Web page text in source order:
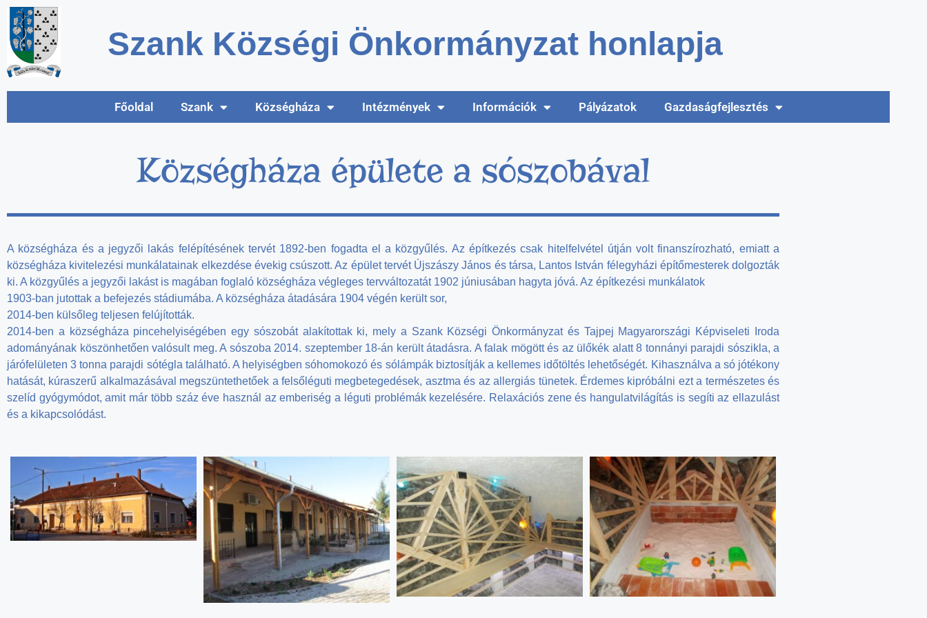
Szank Községi Önkormányzat honlapja
Főoldal Szank Községháza Intézmények Információk Pályázatok Gazdaságfejlesztés
Községháza épülete a sószobával
A községháza és a jegyzői lakás felépítésének tervét 1892-ben fogadta el a közgyűlés. Az építkezés csak hitelfelvétel útján volt finanszírozható, emiatt a
községháza kivitelezési munkálatainak elkezdése évekig csúszott. Az épület tervét Újszászy János és társa, Lantos István félegyházi építőmesterek dolgozták
ki. A közgyűlés a jegyzői lakást is magában foglaló községháza végleges tervváltozatát 1902 júniusában hagyta jóvá. Az építkezési munkálatok
1903-ban jutottak a befejezés stádiumába. A községháza átadására 1904 végén került sor,
2014-ben külsőleg teljesen felújították.
2014-ben a községháza pincehelyiségében egy sószobát alakítottak ki, mely a Szank Községi Önkormányzat és Tajpej Magyarországi Képviseleti Iroda
adományának köszönhetően valósult meg. A sószoba 2014. szeptember 18-án került átadásra. A falak mögött és az ülőkék alatt 8 tonnányi parajdi sószikla, a
járófelületen 3 tonna parajdi sótégla található. A helyiségben sóhomokozó és sólámpák biztosítják a kellemes időtöltés lehetőségét. Kihasználva a só jótékony
hatását, kúraszerű alkalmazásával megszüntethetőek a felsőléguti megbetegedések, asztma és az allergiás tünetek. Érdemes kipróbálni ezt a természetes és
szelíd gyógymódot, amit már több száz éve használ az emberiség a léguti problémák kezelésére. Relaxációs zene és hangulatvilágítás is segíti az ellazulást
és a kikapcsolódást.